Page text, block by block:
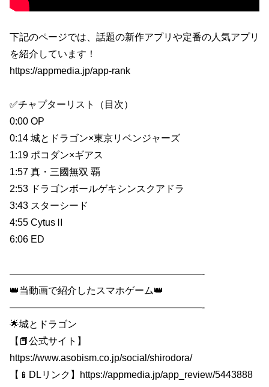
下記のページでは、話題の新作アプリや定番の人気アプリ
を紹介しています！
https://appmedia.jp/app-rank
✅チャプターリスト（目次）
0:00 OP
0:14 城とドラゴン×東京リベンジャーズ
1:19 ポコダン×ギアス
1:57 真・三國無双 覇
2:53 ドラゴンボールゲキシンスクアドラ
3:43 スターシード
4:55 CytusⅡ
6:06 ED
————————————————————-
👑当動画で紹介したスマホゲーム👑
————————————————————-
🌟城とドラゴン
【📕公式サイト】
https://www.asobism.co.jp/social/shirodora/
【📱DLリンク】https://appmedia.jp/app_review/5443888